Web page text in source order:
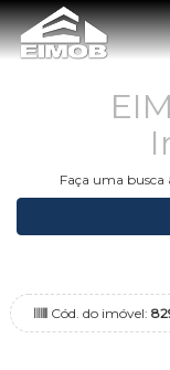
Faça uma busca
Cód. do imóvel: